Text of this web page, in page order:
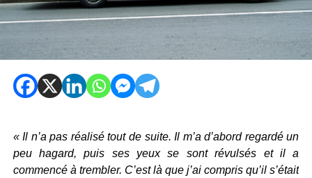
« Il n’a pas réalisé tout de suite. Il m’a d’abord regardé un
peu hagard, puis ses yeux se sont révulsés et il a
commencé à trembler. C’est là que j’ai compris qu’il s’était